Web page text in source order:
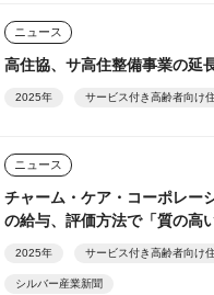
ニュース
高住協、サ高住整備事業の延
2025年 サービス付き高齢者向け
ニュース
チャーム・ケア・コーポレ
の給与、評価方法で「質の高
2025年 サービス付き高齢者向け
シルバー産業新聞